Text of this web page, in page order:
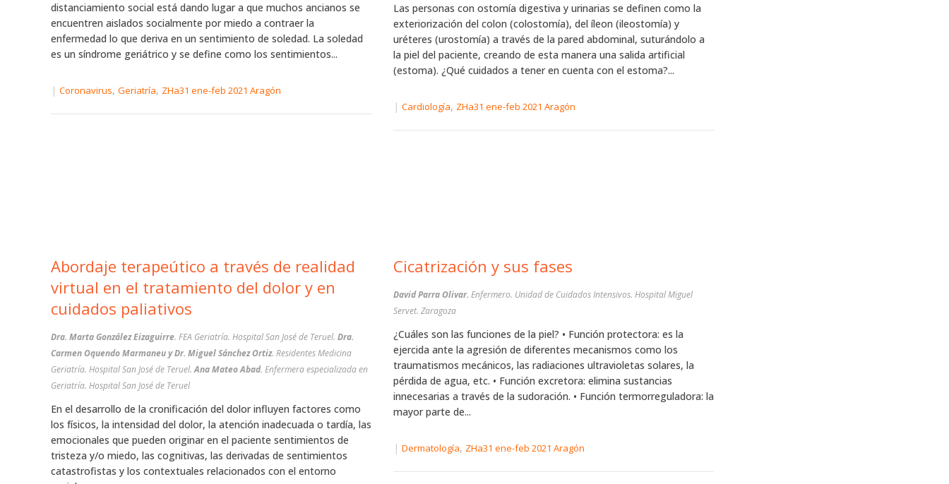
distanciamiento social está dando lugar a que muchos ancianos se
encuentren aislados socialmente por miedo a contraer la
enfermedad lo que deriva en un sentimiento de soledad. La soledad
es un síndrome geriátrico y se define como los sentimientos...
| Coronavirus, Geriatría, ZHa31 ene-feb 2021 Aragón
Abordaje terapeútico a través de realidad
virtual en el tratamiento del dolor y en
cuidados paliativos
Dra. Marta González Eizaguirre. FEA Geriatría. Hospital San José de Teruel. Dra.
Carmen Oquendo Marmaneu y Dr. Miguel Sánchez Ortiz. Residentes Medicina
Geriatría. Hospital San José de Teruel.Ana Mateo Abad. Enfermera especializada en
Geriatría. Hospital San José de Teruel
En el desarrollo de la cronificación del dolor influyen factores como
los físicos, la intensidad del dolor, la atención inadecuada o tardía, las
emocionales que pueden originar en el paciente sentimientos de
tristeza y/o miedo, las cognitivas, las derivadas de sentimientos
catastrofistas y los contextuales relacionados con el entorno
Las personas con ostomía digestiva y urinarias se definen como la
exteriorización del colon (colostomía), del íleon (ileostomía) y
uréteres (urostomía) a través de la pared abdominal, suturándolo a
la piel del paciente, creando de esta manera una salida artificial
(estoma). ¿Qué cuidados a tener en cuenta con el estoma?...
| Cardiología, ZHa31 ene-feb 2021 Aragón
Cicatrización y sus fases
David Parra Olivar. Enfermero. Unidad de Cuidados Intensivos. Hospital Miguel
Servet. Zaragoza
¿Cuáles son las funciones de la piel? • Función protectora: es la
ejercida ante la agresión de diferentes mecanismos como los
traumatismos mecánicos, las radiaciones ultravioletas solares, la
pérdida de agua, etc. • Función excretora: elimina sustancias
innecesarias a través de la sudoración. • Función termorreguladora: la
mayor parte de...
| Dermatología, ZHa31 ene-feb 2021 Aragón